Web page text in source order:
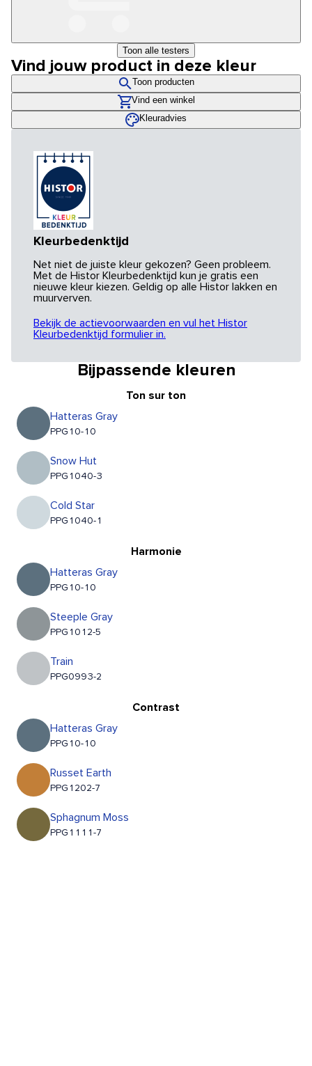
Toon alle testers
Vind jouw product in deze kleur
Toon producten
Vind een winkel
Kleuradvies
Kleurbedenktijd
Net niet de juiste kleur gekozen? Geen probleem.
Met de Histor Kleurbedenktijd kun je gratis een
nieuwe kleur kiezen. Geldig op alle Histor lakken en
muurverven.
Bekijk de actievoorwaarden en vul het Histor
Kleurbedenktijd formulier in.
Bijpassende kleuren
Ton sur ton
Hatteras Gray
PPG10-10
Snow Hut
PPG1040-3
Cold Star
PPG1040-1
Harmonie
Hatteras Gray
PPG10-10
Steeple Gray
PPG1012-5
Train
PPG0993-2
Contrast
Hatteras Gray
PPG10-10
Russet Earth
PPG1202-7
Sphagnum Moss
PPG1111-7